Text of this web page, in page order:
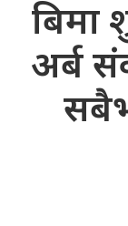
बिमा
अर्ब